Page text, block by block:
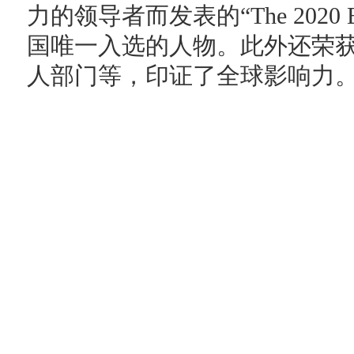
力的领导者而发表的“The 2020
国唯一入选的人物。此外还荣
人部门等，印证了全球影响力